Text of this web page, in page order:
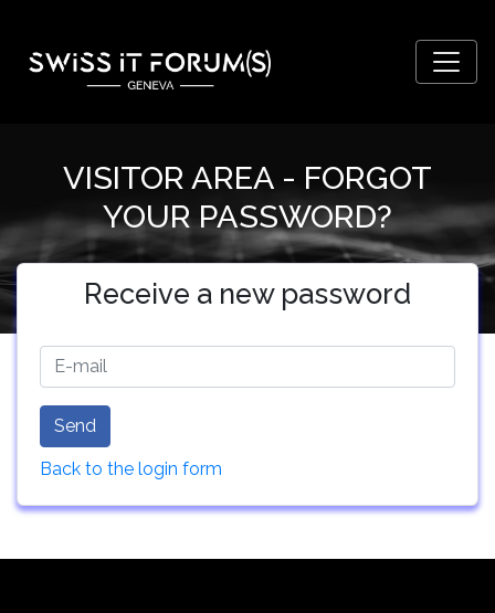
VISITOR AREA - FORGOT
YOUR PASSWORD?
Receive a new password
Send
Back to the login form